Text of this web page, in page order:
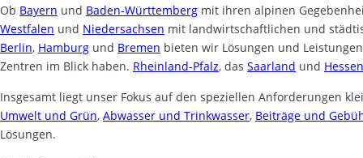
Ob Bayern und Baden-Württemberg mit ihren alpinen
Westfalen und Niedersachsen mit landwirtschaftlichen und
Berlin, Hamburg und Bremen bieten wir Lösungen und
Zentren im Blick haben. Rheinland-Pfalz, das Saarland und Hessen
Insgesamt liegt unser Fokus auf den speziellen Anforderungen
Umwelt und Grün, Abwasser und Trinkwasser, Beiträge und
Lösungen.